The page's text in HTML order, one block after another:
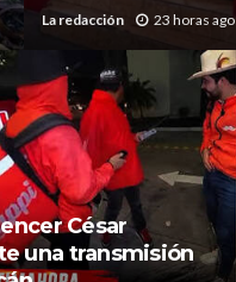
La redacción 23 horas ago
César
una transmisión